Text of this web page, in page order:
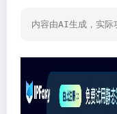
内容由AI生成，实际